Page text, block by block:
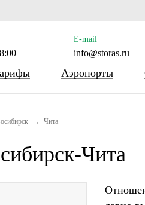
wp-content/themes/
E-mail
info@storas.ru
Аэропорты
→ Чита
Чита